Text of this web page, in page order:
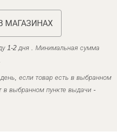
МАГАЗИНАХ
1-2 дня . Минимальная сумма
если товар есть в выбранном
в выбранном пункте выдачи -